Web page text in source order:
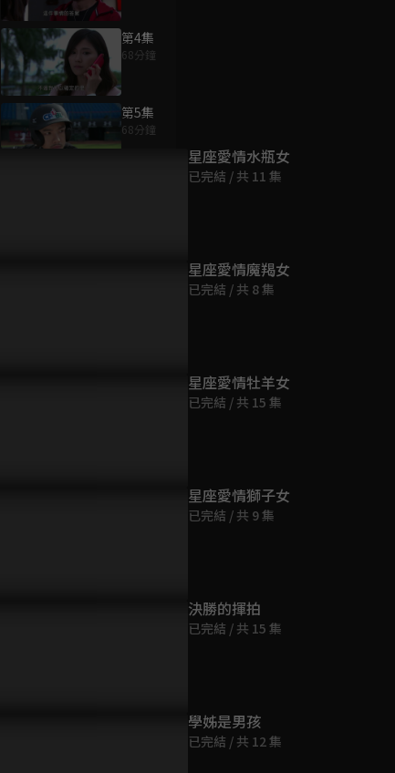
第4集
68分鐘
第5集
68分鐘
為您推薦
星座愛情水瓶女
已完結 / 共 11 集
星座愛情魔羯女
已完結 / 共 8 集
星座愛情牡羊女
已完結 / 共 15 集
星座愛情獅子女
已完結 / 共 9 集
決勝的揮拍
已完結 / 共 15 集
學姊是男孩
已完結 / 共 12 集